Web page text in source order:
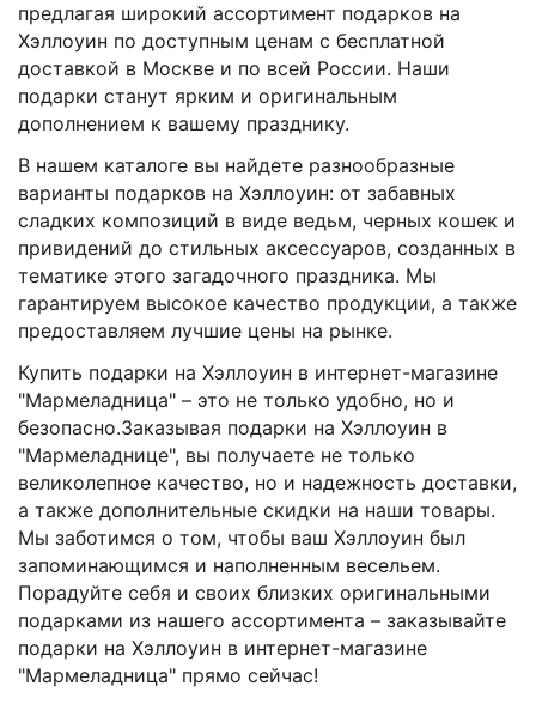
предлагая широкий ассортимент подарков на
Хэллоуин по доступным ценам с бесплатной
доставкой в Москве и по всей России. Наши
подарки станут ярким и оригинальным
дополнением к вашему празднику.
В нашем каталоге вы найдете разнообразные
варианты подарков на Хэллоуин: от забавных
сладких композиций в виде ведьм, черных кошек и
привидений до стильных аксессуаров, созданных в
тематике этого загадочного праздника. Мы
гарантируем высокое качество продукции, а также
предоставляем лучшие цены на рынке.
Купить подарки на Хэллоуин в интернет-магазине
"Мармеладница" – это не только удобно, но и
безопасно.Заказывая подарки на Хэллоуин в
"Мармеладнице", вы получаете не только
великолепное качество, но и надежность доставки,
а также дополнительные скидки на наши товары.
Мы заботимся о том, чтобы ваш Хэллоуин был
запоминающимся и наполненным весельем.
Порадуйте себя и своих близких оригинальными
подарками из нашего ассортимента – заказывайте
подарки на Хэллоуин в интернет-магазине
"Мармеладница" прямо сейчас!